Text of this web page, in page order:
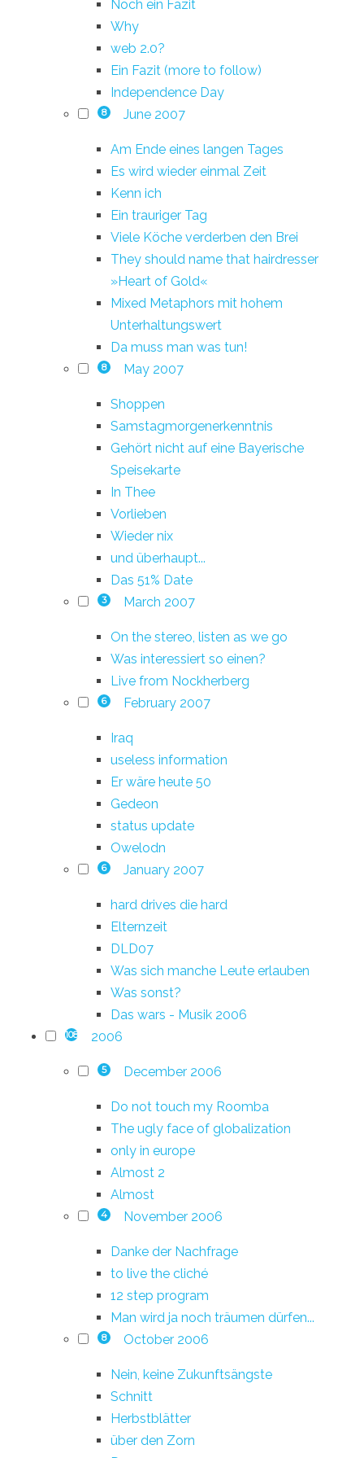
Noch ein Fazit
Why
web 2.0?
Ein Fazit (more to follow)
Independence Day
8 June 2007
Am Ende eines langen Tages
Es wird wieder einmal Zeit
Kenn ich
Ein trauriger Tag
Viele Köche verderben den Brei
They should name that hairdresser
»Heart of Gold«
Mixed Metaphors mit hohem
Unterhaltungswert
Da muss man was tun!
8 May 2007
Shoppen
Samstagmorgenerkenntnis
Gehört nicht auf eine Bayerische
Speisekarte
In Thee
Vorlieben
Wieder nix
und überhaupt...
Das 51% Date
3 March 2007
On the stereo, listen as we go
Was interessiert so einen?
Live from Nockherberg
6 February 2007
Iraq
useless information
Er wäre heute 50
Gedeon
status update
Owelodn
6 January 2007
hard drives die hard
Elternzeit
DLD07
Was sich manche Leute erlauben
Was sonst?
Das wars - Musik 2006
108 2006
5 December 2006
Do not touch my Roomba
The ugly face of globalization
only in europe
Almost 2
Almost
4 November 2006
Danke der Nachfrage
to live the cliché
12 step program
Man wird ja noch träumen dürfen...
8 October 2006
Nein, keine Zukunftsängste
Schnitt
Herbstblätter
über den Zorn